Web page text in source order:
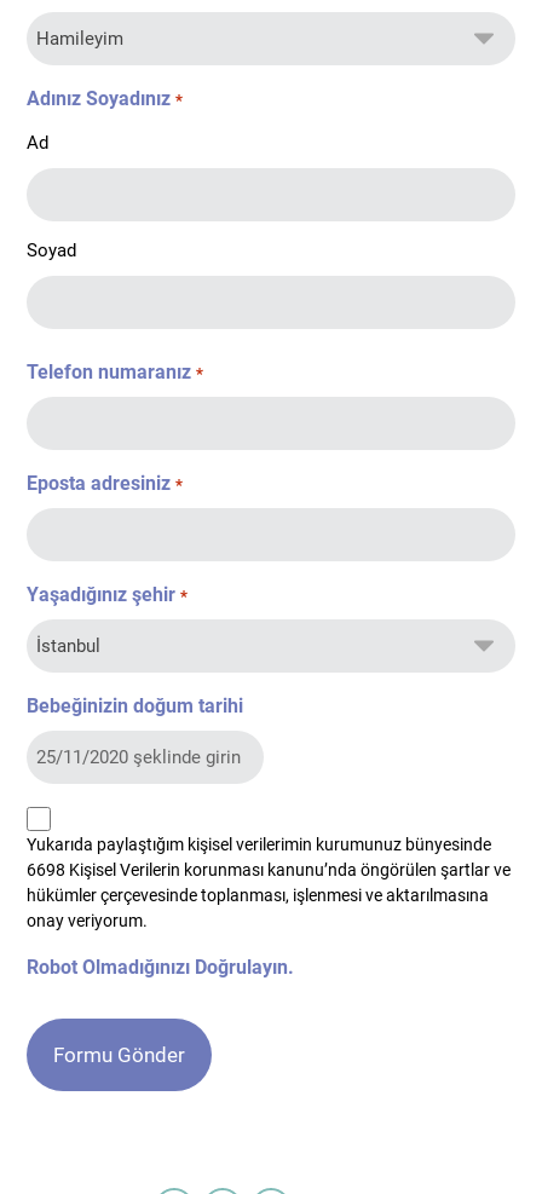
Adınız Soyadınız *
Ad
Soyad
Telefon numaranız *
Eposta adresiniz *
Yaşadığınız şehir *
Bebeğinizin doğum tarihi
kvkk
*
Yukarıda paylaştığım kişisel verilerimin kurumunuz bünyesinde
6698 Kişisel Verilerin korunması kanunu’nda öngörülen şartlar ve
hükümler çerçevesinde toplanması, işlenmesi ve aktarılmasına
onay veriyorum.
Robot Olmadığınızı Doğrulayın.